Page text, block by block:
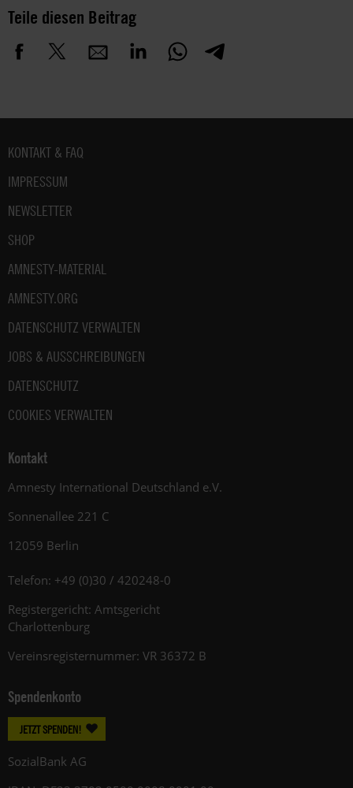
Teile diesen Beitrag
Fußbereich
KONTAKT & FAQ
IMPRESSUM
NEWSLETTER
SHOP
AMNESTY-MATERIAL
AMNESTY.ORG
DATENSCHUTZ VERWALTEN
JOBS & AUSSCHREIBUNGEN
DATENSCHUTZ
COOKIES VERWALTEN
Kontakt
Amnesty International Deutschland e.V.
Sonnenallee 221 C
12059 Berlin
Telefon: +49 (0)30 / 420248-0
Registergericht: Amtsgericht
Charlottenburg
Vereinsregisternummer: VR 36372 B
Spendenkonto
JETZT SPENDEN!
SozialBank AG